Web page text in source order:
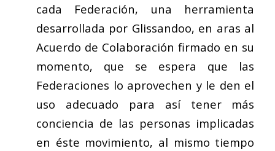
cada Federación, una herramienta
desarrollada por Glissandoo, en aras al
Acuerdo de Colaboración firmado en su
momento, que se espera que las
Federaciones lo aprovechen y le den el
uso adecuado para así tener más
conciencia de las personas implicadas
en éste movimiento, al mismo tiempo